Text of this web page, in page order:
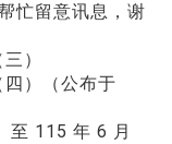
忙留意讯息，谢
）
）（公布于
至 115 年 6 月